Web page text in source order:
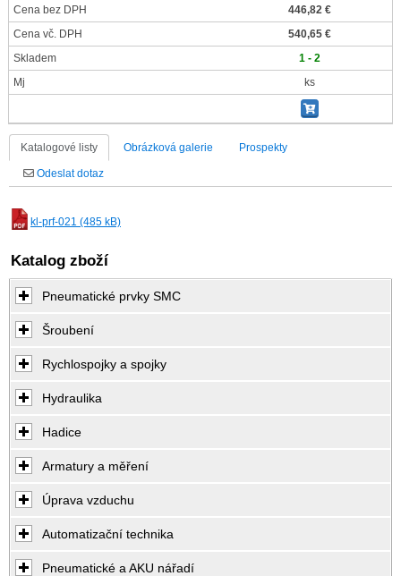
Cena bez DPH
446,82 €
Cena vč. DPH
540,65 €
Skladem
1 - 2
Mj
ks
Katalogové listy Obrázková galerie Prospekty
Odeslat dotaz
kl-prf-021 (485 kB)
Katalog zboží
Pneumatické prvky SMC
Šroubení
Rychlospojky a spojky
Hydraulika
Hadice
Armatury a měření
Úprava vzduchu
Automatizační technika
Pneumatické a AKU nářadí